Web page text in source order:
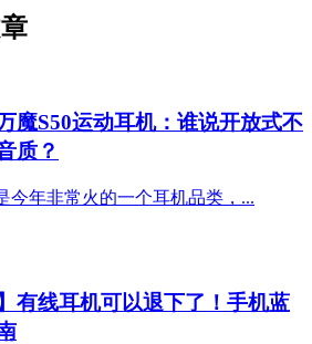
魔S50运动耳机：谁说开放式不
质？
今年非常火的一个耳机品类，...
有线耳机可以退下了！手机蓝